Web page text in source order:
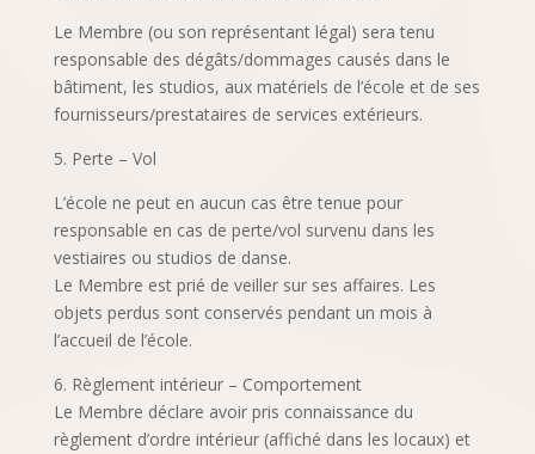
Le Membre (ou son représentant légal) sera tenu
responsable des dégâts/dommages causés dans le
bâtiment, les studios, aux matériels de l’école et de ses
fournisseurs/prestataires de services extérieurs.
5. Perte – Vol
L’école ne peut en aucun cas être tenue pour
responsable en cas de perte/vol survenu dans les
vestiaires ou studios de danse.
Le Membre est prié de veiller sur ses affaires. Les
objets perdus sont conservés pendant un mois à
l’accueil de l’école.
6. Règlement intérieur – Comportement
Le Membre déclare avoir pris connaissance du
règlement d’ordre intérieur (affiché dans les locaux) et